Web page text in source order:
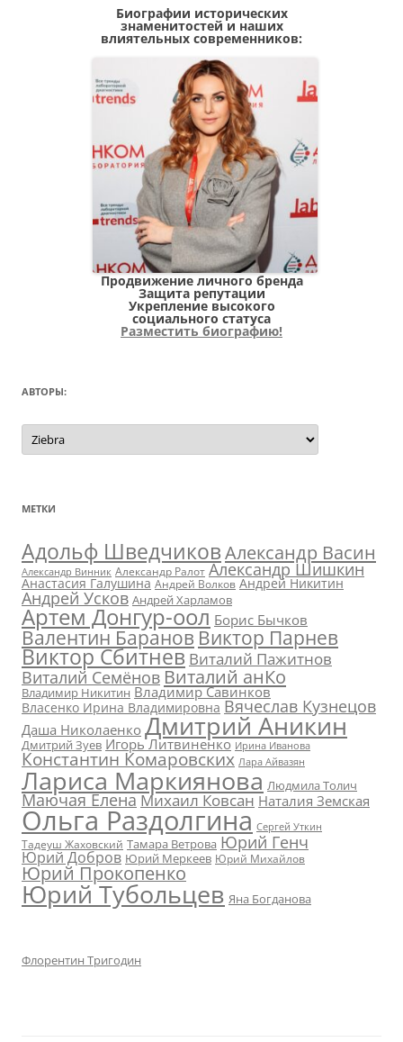
Биографии исторических
знаменитостей и наших
влиятельных современников:
Продвижение личного бренда
Защита репутации
Укрепление высокого
социального статуса
Разместить биографию!
АВТОРЫ:
Авторы:
МЕТКИ
Адольф ШведчиковАлександр Васин
Александр Винник Александр Ралот Александр Шишкин
Анастасия Галушина Андрей Волков Андрей Никитин
Андрей Усков Андрей Харламов
Артем Донгур-оол Борис Бычков
Валентин БарановВиктор Парнев
Виктор Сбитнев Виталий Пажитнов
Виталий СемёновВиталий анКо
Владимир Никитин Владимир Савинков
Власенко Ирина Владимировна Вячеслав Кузнецов
Даша Николаенко Дмитрий Аникин
Дмитрий Зуев Игорь Литвиненко Ирина Иванова
Константин Комаровских Лара Айвазян
Лариса Маркиянова Людмила Толич
Маючая ЕленаМихаил Ковсан Наталия Земская
Ольга Раздолгина Сергей Уткин
Тадеуш Жаховский Тамара Ветрова Юрий Генч
Юрий Добров Юрий Меркеев Юрий Михайлов
Юрий Прокопенко
Юрий Тубольцев Яна Богданова
Флорентин Тригодин